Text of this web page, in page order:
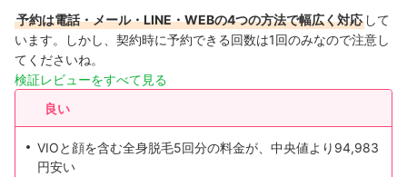
予約は電話・メール・LINE・WEBの4つの方法で幅広く対応 して
います。しかし、契約時に予約できる回数は1回のみなので注意し
てくださいね。
検証レビューをすべて見る
良い
VIOと顔を含む全身脱毛5回分の料金が、中央値より94,983
円安い